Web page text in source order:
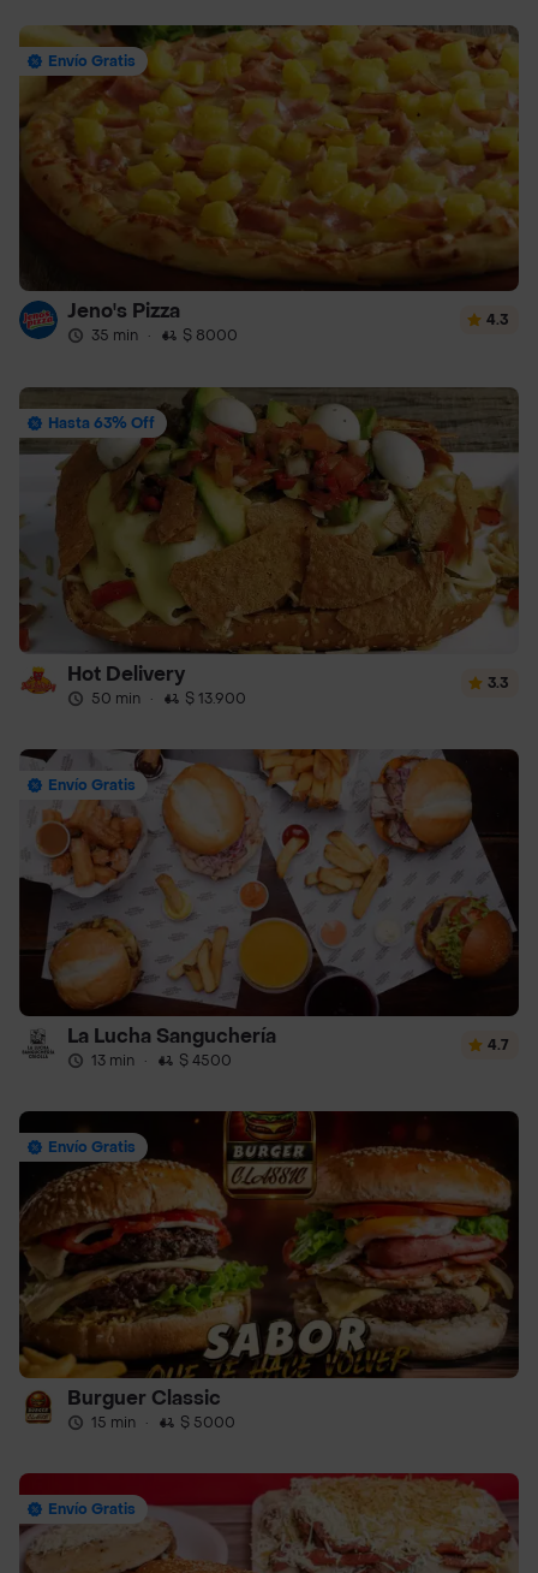
Envío Gratis
Jeno's Pizza
35 min · $ 8000
4.3
Hasta 63% Off
Hot Delivery
50 min · $ 13.900
3.3
Envío Gratis
La Lucha Sanguchería
13 min · $ 4500
4.7
Envío Gratis
Burguer Classic
15 min · $ 5000
Envío Gratis